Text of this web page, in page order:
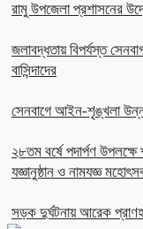
রামু উপজেলা প্রশাসনের
জলাবদ্ধতায় বিপর্যস্ত
বাসিন্দাদের
সেনবাগে আইন-শৃঙ্খলা
২৮তম বর্ষে পদার্পণ উপলক্ষে
যজ্ঞানুষ্ঠান ও নামযজ্ঞ
সড়ক দুর্ঘটনায় আরেক